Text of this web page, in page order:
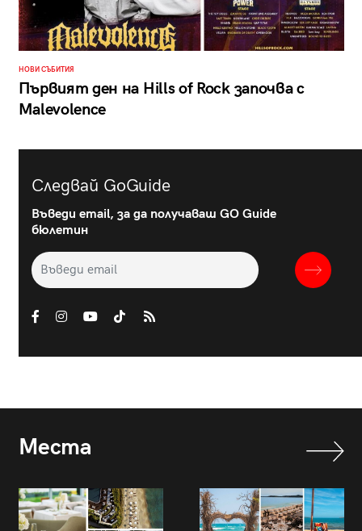
НОВИ СЪБИТИЯ
Първият ден на Hills of Rock започва с
Malevolence
Следвай GoGuide
Въведи email, за да получаваш GO Guide
бюлетин
Места